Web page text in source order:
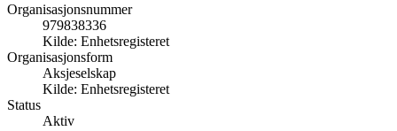
Organisasjonsnummer
979838336
Kilde: Enhetsregisteret
Organisasjonsform
Aksjeselskap
Kilde: Enhetsregisteret
Status
Aktiv